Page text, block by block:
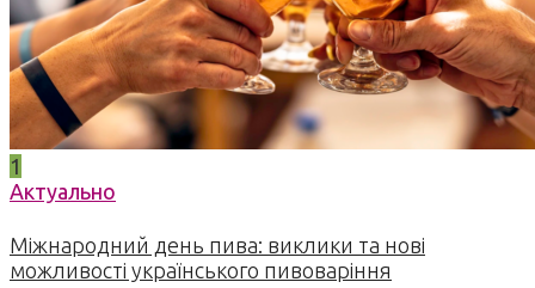
1
Актуально
Міжнародний день пива: виклики та нові
можливості українського пивоваріння